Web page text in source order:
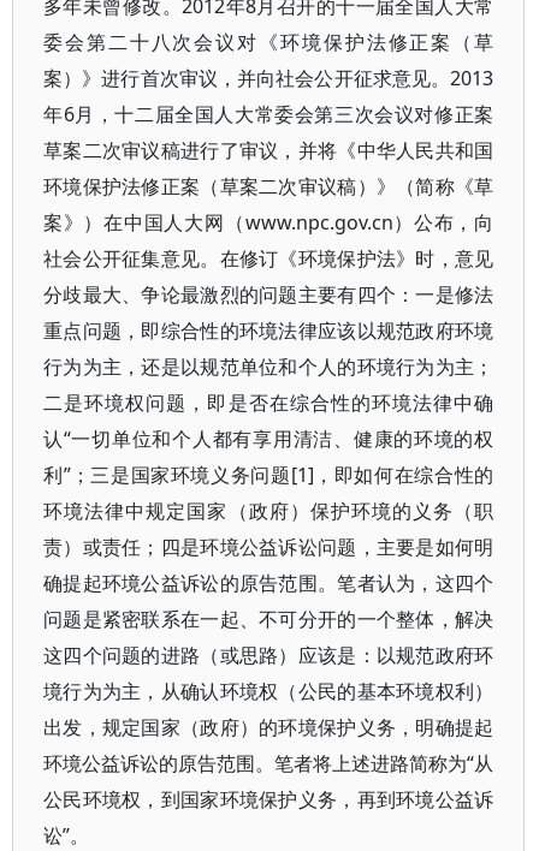
多年未曾修改。2012年8月召开的十一届全国人大常
委会第二十八次会议对《环境保护法修正案（草
案）》进行首次审议，并向社会公开征求意见。2013
年6月，十二届全国人大常委会第三次会议对修正案
草案二次审议稿进行了审议，并将《中华人民共和国
环境保护法修正案（草案二次审议稿）》（简称《草
案》）在中国人大网（www.npc.gov.cn）公布，向
社会公开征集意见。在修订《环境保护法》时，意见
分歧最大、争论最激烈的问题主要有四个：一是修法
重点问题，即综合性的环境法律应该以规范政府环境
行为为主，还是以规范单位和个人的环境行为为主；
二是环境权问题，即是否在综合性的环境法律中确
认“一切单位和个人都有享用清洁、健康的环境的权
利”；三是国家环境义务问题[1]，即如何在综合性的
环境法律中规定国家（政府）保护环境的义务（职
责）或责任；四是环境公益诉讼问题，主要是如何明
确提起环境公益诉讼的原告范围。笔者认为，这四个
问题是紧密联系在一起、不可分开的一个整体，解决
这四个问题的进路（或思路）应该是：以规范政府环
境行为为主，从确认环境权（公民的基本环境权利）
出发，规定国家（政府）的环境保护义务，明确提起
环境公益诉讼的原告范围。笔者将上述进路简称为“从
公民环境权，到国家环境保护义务，再到环境公益诉
讼”。